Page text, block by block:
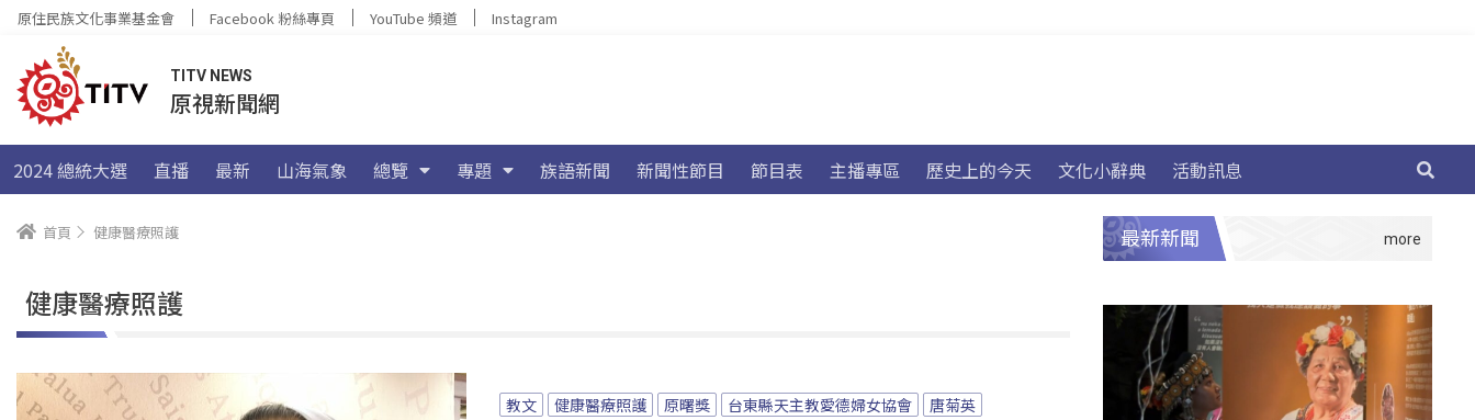
原住民族文化事業基金會 Facebook 粉絲專頁 YouTube 頻道 Instagram
TITV NEWS
原視新聞網
2024 總統大選 直播 最新 山海氣象 總覽 專題 族語新聞 新聞性節目 節目表 主播專區 歷史上的今天 文化小辭典 活動訊息
首頁 健康醫療照護
健康醫療照護
教文 健康醫療照護 原曙獎 台東縣天主教愛德婦女協會
唐菊英
最新新聞